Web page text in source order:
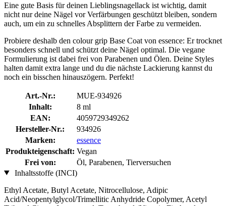
Eine gute Basis für deinen Lieblingsnagellack ist wichtig, damit
nicht nur deine Nägel vor Verfärbungen geschützt bleiben, sondern
auch, um ein zu schnelles Absplittern der Farbe zu vermeiden.
Probiere deshalb den colour grip Base Coat von essence: Er trocknet
besonders schnell und schützt deine Nägel optimal. Die vegane
Formulierung ist dabei frei von Parabenen und Ölen. Deine Styles
halten damit extra lange und du die nächste Lackierung kannst du
noch ein bisschen hinauszögern. Perfekt!
Art.-Nr.:
MUE-934926
Inhalt:
8 ml
EAN:
4059729349262
Hersteller-Nr.:
934926
Marken:
essence
Produkteigenschaft: Vegan
Frei von:
Öl, Parabenen, Tierversuchen
Inhaltsstoffe (INCI)
Ethyl Acetate, Butyl Acetate, Nitrocellulose, Adipic
Acid/Neopentylglycol/Trimellitic Anhydride Copolymer, Acetyl